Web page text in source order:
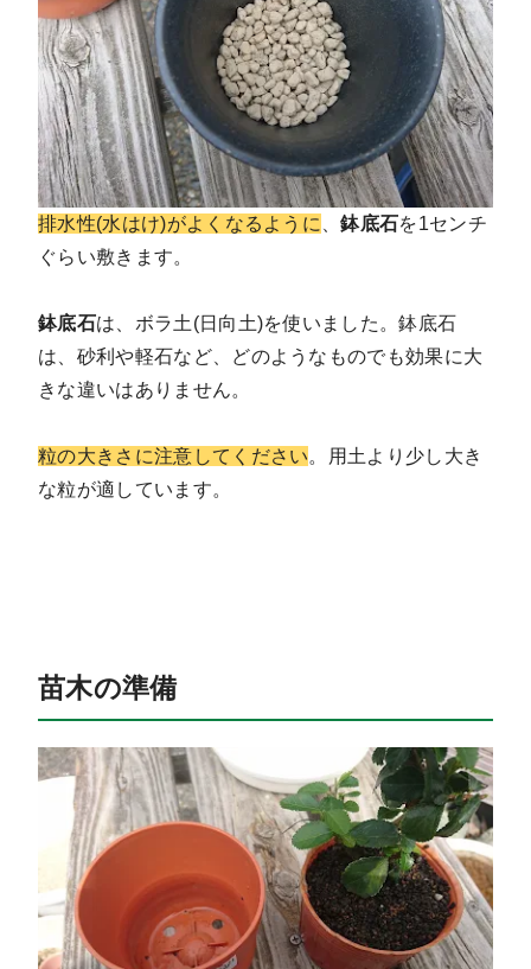
排水性(水はけ)がよくなるように 、鉢底石を1センチ
ぐらい敷きます。
鉢底石は、ボラ土(日向土)を使いました。鉢底石
は、砂利や軽石など、どのようなものでも効果に大
きな違いはありません。
粒の大きさに注意してください。用土より少し大き
な粒が適しています。
苗木の準備